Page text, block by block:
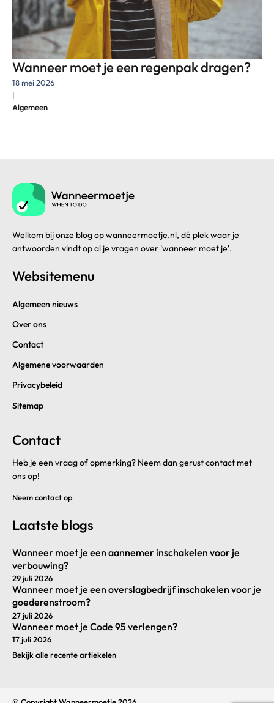
Wanneer moet je een regenpak dragen?
18 mei 2026
|
Algemeen
Welkom bij onze blog op wanneermoetje.nl, dé plek waar je
antwoorden vindt op al je vragen over 'wanneer moet je'.
Websitemenu
Algemeen nieuws
Over ons
Contact
Algemene voorwaarden
Privacybeleid
Sitemap
Contact
Heb je een vraag of opmerking? Neem dan gerust contact met
ons op!
Neem contact op
Laatste blogs
Wanneer moet je een aannemer inschakelen voor je
verbouwing?
29 juli 2026
Wanneer moet je een overslagbedrijf inschakelen voor je
goederenstroom?
27 juli 2026
Wanneer moet je Code 95 verlengen?
17 juli 2026
Bekijk alle recente artiekelen